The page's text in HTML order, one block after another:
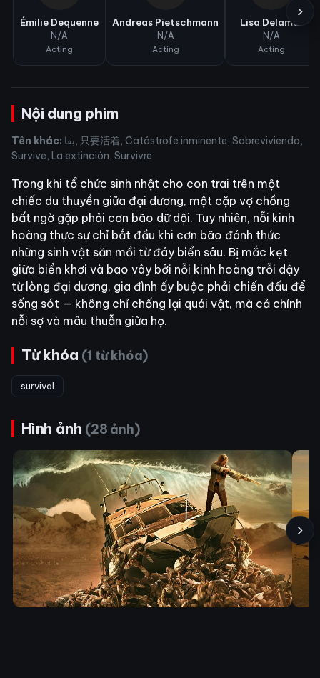
Émilie Dequenne
N/A
Acting
Andreas Pietschmann
N/A
Acting
Lisa Delamar
N/A
Acting
›
Nội dung phim
Tên khác:
Survive, La extinción, Survivre
Trong khi tổ chức sinh nhật cho con trai trên một
chiếc du thuyền giữa đại dương, một cặp vợ chồng
bất ngờ gặp phải cơn bão dữ dội. Tuy nhiên, nỗi kinh
hoàng thực sự chỉ bắt đầu khi cơn bão đánh thức
những sinh vật săn mồi từ đáy biển sâu. Bị mắc kẹt
giữa biển khơi và bao vây bởi nỗi kinh hoàng trỗi dậy
từ lòng đại dương, gia đình ấy buộc phải chiến đấu để
sống sót — không chỉ chống lại quái vật, mà cả chính
nỗi sợ và mâu thuẫn giữa họ.
Từ khóa (1 từ khóa)
survival
Hình ảnh (28 ảnh)
›